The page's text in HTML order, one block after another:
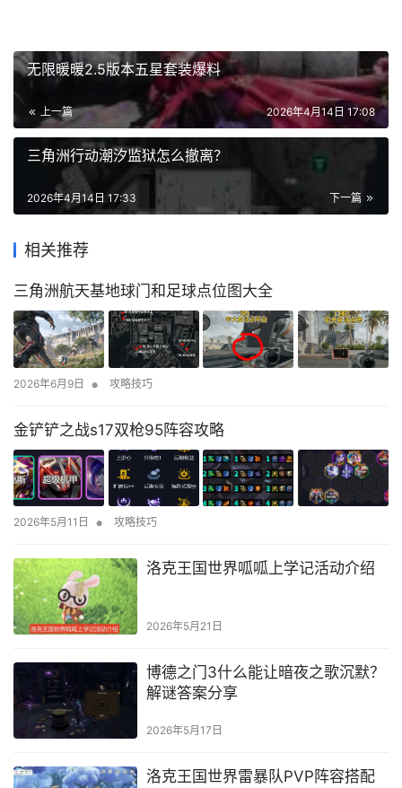
无限暖暖2.5版本五星套装爆料
上一篇 2026年4月14日 17:08
三角洲行动潮汐监狱怎么撤离？
下一篇
2026年4月14日 17:33
相关推荐
三角洲航天基地球门和足球点位图大全
2026年6月9日 • 攻略技巧
金铲铲之战s17双枪95阵容攻略
2026年5月11日 • 攻略技巧
洛克王国世界呱呱上学记活动介绍
2026年5月21日
博德之门3什么能让暗夜之歌沉默？
解谜答案分享
2026年5月17日
洛克王国世界雷暴队PVP阵容搭配